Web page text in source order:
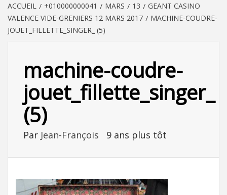
ACCUEIL +010000000041 MARS 13
GEANT CASINO
VALENCE VIDE-GRENIERS 12 MARS 2017
MACHINE-COUDRE-
JOUET_FILLETTE_SINGER_ (5)
machine-coudre-
jouet_fillette_singer_
(5)
Par Jean-François 9 ans plus tôt